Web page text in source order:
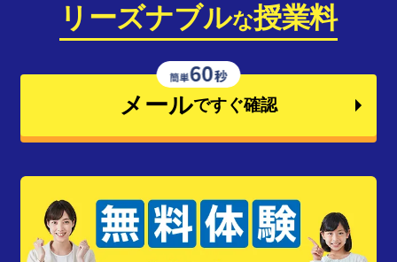
リーズナブルな授業料
メールですぐ確認